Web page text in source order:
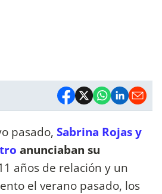
pasado, Sabrina Rojas y
anunciaban su
años de relación y un
el verano pasado, los